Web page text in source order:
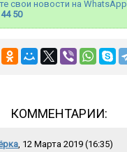
свои новости на WhatsApp
50
КОММЕНТАРИИ:
, 12 Марта 2019 (16:35)